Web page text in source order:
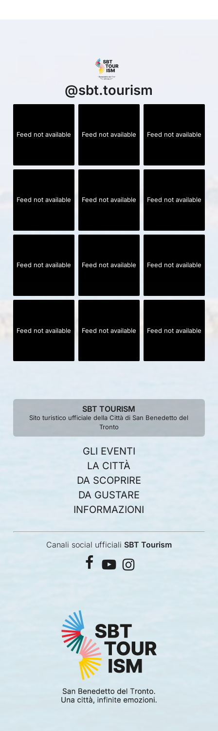
@sbt.tourism
Feed not available Feed not available Feed not available
Feed not available Feed not available Feed not available
Feed not available Feed not available Feed not available
Feed not available Feed not available Feed not available
SBT TOURISM
Sito turistico ufficiale della Città di San Benedetto del
Tronto
GLI EVENTI
LA CITTÀ
DA SCOPRIRE
DA GUSTARE
INFORMAZIONI
Canali social ufficiali SBT Tourism
facebook
youtubeinstagram